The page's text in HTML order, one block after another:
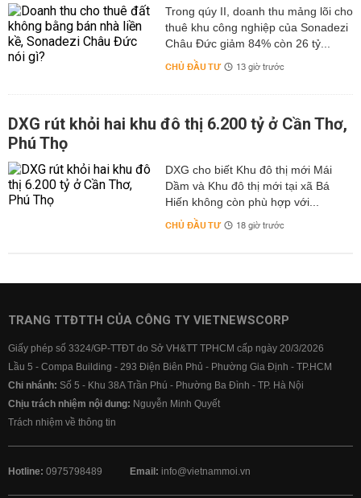
Trong qúy II, doanh thu mảng lõi cho
thuê khu công nghiệp của Sonadezi
Châu Đức giảm 84% còn 26 tỷ...
CHỦ ĐẦU TƯ 13 giờ trước
DXG rút khỏi hai khu đô thị 6.200 tỷ ở Cần Thơ,
Phú Thọ
DXG cho biết Khu đô thị mới Mái
Dầm và Khu đô thị mới tại xã Bá
Hiến không còn phù hợp với...
CHỦ ĐẦU TƯ 18 giờ trước
TRANG TTĐTTH CỦA CÔNG TY VIETNEWSCORP
Giấy phép số 3324/GP-TTĐT do Sở VH&TT TPHCM cấp ngày 20/3/2026
Lầu 5 - Compa Building - 293 Điện Biên Phủ - Phường Gia Định - TP.HCM
Chi nhánh: Số 5 - Khu 38A Trần Phú - Phường Ba Đình - TP. Hà Nội
Chịu trách nhiệm nội dung: Nguyễn Minh Quyết
Trách nhiệm về thông tin
Hotline: 0975798489 Email: info@vietnammoi.vn